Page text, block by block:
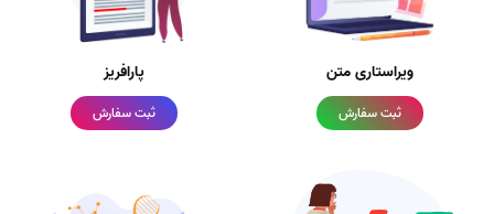
ویراستاری متن
ثبت سفارش
پارافریز
ثبت سفارش